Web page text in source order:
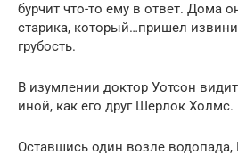
бурчит что-то ему в ответ. Дома
старика, который…пришел
грубость.
В изумлении доктор Уотсон
иной, как его друг Шерлок Холмс.
Оставшись один возле